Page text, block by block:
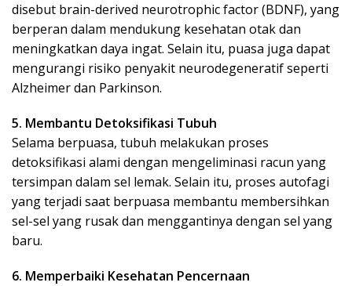
disebut brain-derived neurotrophic factor (BDNF), yang
berperan dalam mendukung kesehatan otak dan
meningkatkan daya ingat. Selain itu, puasa juga dapat
mengurangi risiko penyakit neurodegeneratif seperti
Alzheimer dan Parkinson.
5. Membantu Detoksifikasi Tubuh
Selama berpuasa, tubuh melakukan proses
detoksifikasi alami dengan mengeliminasi racun yang
tersimpan dalam sel lemak. Selain itu, proses autofagi
yang terjadi saat berpuasa membantu membersihkan
sel-sel yang rusak dan menggantinya dengan sel yang
baru.
6. Memperbaiki Kesehatan Pencernaan